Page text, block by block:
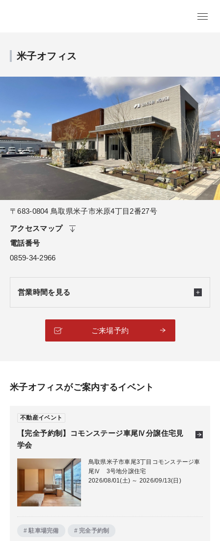
米子オフィス
〒683-0804 鳥取県米子市米原4丁目2番27号
アクセスマップ
電話番号
0859-34-2966
営業時間を見る
ご来場予約
米子オフィスがご案内するイベント
【完全予約制】コモンステージ車尾Ⅳ分譲住宅見
学会
不動産イベント
鳥取県米子市車尾3丁目コモンステージ車
尾Ⅳ 3号地分譲住宅
2026/08/01(土) ～ 2026/09/13(日)
# 駐車場完備 # 完全予約制